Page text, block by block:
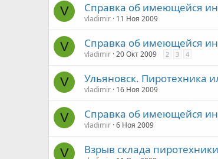
V Справка об имеющейся
vladimir 11 Ноя 2009
V Справка об имеющейся
vladimir 20 Окт 2009 2 3 4
V Ульяновск. Пиротехника
vladimir 16 Ноя 2009
V Справка об имеющейся
vladimir 6 Ноя 2009
V Взрыв склада